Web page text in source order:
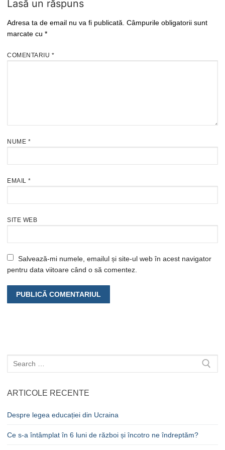
Lasă un răspuns
Adresa ta de email nu va fi publicată. Câmpurile obligatorii sunt
marcate cu *
COMENTARIU *
NUME *
EMAIL *
SITE WEB
Salvează-mi numele, emailul și site-ul web în acest navigator
pentru data viitoare când o să comentez.
Caută
după:
ARTICOLE RECENTE
Despre legea educației din Ucraina
Ce s-a întâmplat în 6 luni de război și încotro ne îndreptăm?